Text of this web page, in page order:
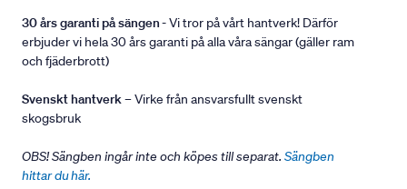
30 års garanti på sängen- Vi tror på vårt hantverk! Därför
erbjuder vi hela 30 års garanti på alla våra sängar (gäller ram
och fjäderbrott)
Svenskt hantverk– Virke från ansvarsfullt svenskt
skogsbruk
OBS! Sängben ingår inte och köpes till separat. Sängben
hittar du här.